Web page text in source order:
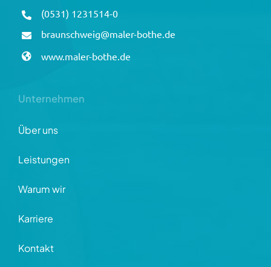
(0531) 1231514-0
braunschweig@maler-bothe.de
www.maler-bothe.de
Unternehmen
Über uns
Leistungen
Warum wir
Karriere
Kontakt